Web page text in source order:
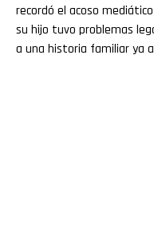
recordó el acoso
su hijo tuvo problemas
a una historia familiar ya